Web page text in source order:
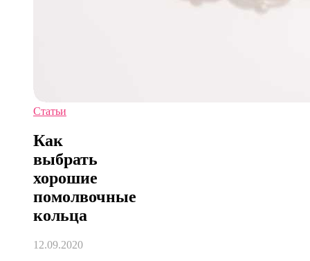
Статьи
Как
выбрать
хорошие
помолвочные
кольца
12.09.2020